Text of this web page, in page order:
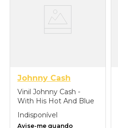
Johnny Cash
Vinil Johnny Cash -
With His Hot And Blue
Guitar (Sun Records
70th/LP Remastered
Indisponível
Avise-me quando